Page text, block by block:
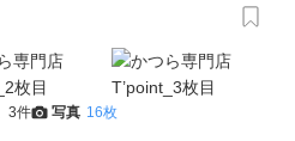
3件 写真 16枚